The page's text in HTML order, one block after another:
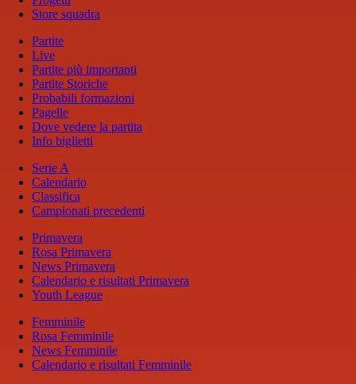
Store squadra
Partite
Live
Partite più importanti
Partite Storiche
Probabili formazioni
Pagelle
Dove vedere la partita
Info biglietti
Serie A
Calendario
Classifica
Campionati precedenti
Primavera
Rosa Primavera
News Primavera
Calendario e risultati Primavera
Youth League
Femminile
Rosa Femminile
News Femminile
Calendario e risultati Femminile